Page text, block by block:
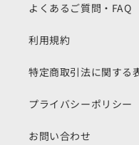
よくあるご質問・FAQ
利用規約
特定商取引法に関する
プライバシーポリシー
お問い合わせ